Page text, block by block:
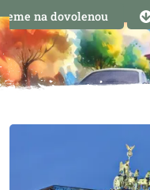
na dovolenou